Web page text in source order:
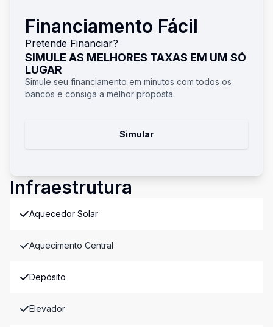
Financiamento Fácil
Pretende Financiar?
SIMULE AS MELHORES TAXAS EM UM SÓ
LUGAR
Simule seu financiamento em minutos com todos os
bancos e consiga a melhor proposta.
Simular
Infraestrutura
Aquecedor Solar
Aquecimento Central
Depósito
Elevador